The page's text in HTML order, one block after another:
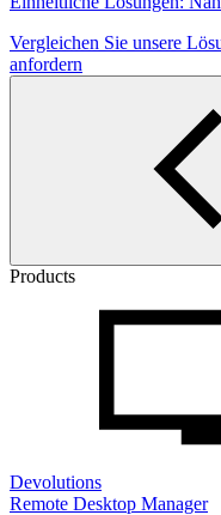
Vergleichen Sie unsere
anfordern
Products
Devolutions
Remote Desktop Manager